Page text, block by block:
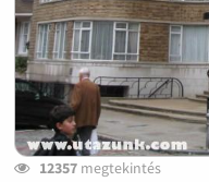
12357megtekintés